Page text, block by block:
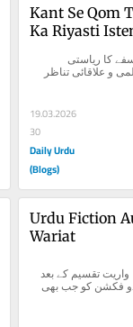
Kant Se Qom
Ka Riyasti
کانٹ سے قم تک: فلسفے کا ریاستی
استعمال موجودہ عالمی و علاقائی تناظر
19.03.2026
30
Daily Urdu
(Blogs)
Urdu Fiction
Wariat
اردوفکشن اور فرقہ واریت تقسیم کے بعد
تخلیق ہونے والے اردو فکشن کو جب بھی